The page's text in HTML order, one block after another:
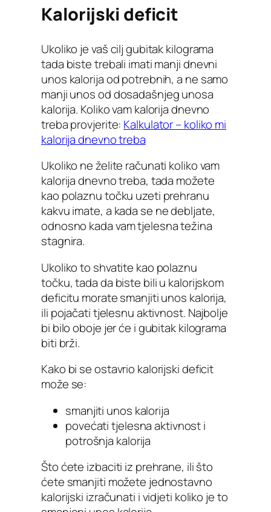
Kalorijski deficit
Ukoliko je vaš cilj gubitak kilograma
tada biste trebali imati manji dnevni
unos kalorija od potrebnih, a ne samo
manji unos od dosadašnjeg unosa
kalorija. Koliko vam kalorija dnevno
treba provjerite: Kalkulator – koliko mi
kalorija dnevno treba
Ukoliko ne želite računati koliko vam
kalorija dnevno treba, tada možete
kao polaznu točku uzeti prehranu
kakvu imate, a kada se ne debljate,
odnosno kada vam tjelesna težina
stagnira.
Ukoliko to shvatite kao polaznu
točku, tada da biste bili u kalorijskom
deficitu morate smanjiti unos kalorija,
ili pojačati tjelesnu aktivnost. Najbolje
bi bilo oboje jer će i gubitak kilograma
biti brži.
Kako bi se ostavrio kalorijski deficit
može se:
smanjiti unos kalorija
povećati tjelesna aktivnost i
potrošnja kalorija
Što ćete izbaciti iz prehrane, ili što
ćete smanjiti možete jednostavno
kalorijski izračunati i vidjeti koliko je to